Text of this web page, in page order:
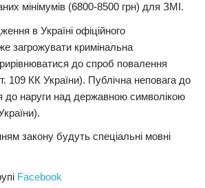
мінімумів (6800-8500 грн) для ЗМІ.
в Україні офіційного
загрожувати кримінальна
до спроб повалення
109 КК України). Публічна неповага до
до наруги над державною символікою
закону будуть спеціальні мовні
Facebook